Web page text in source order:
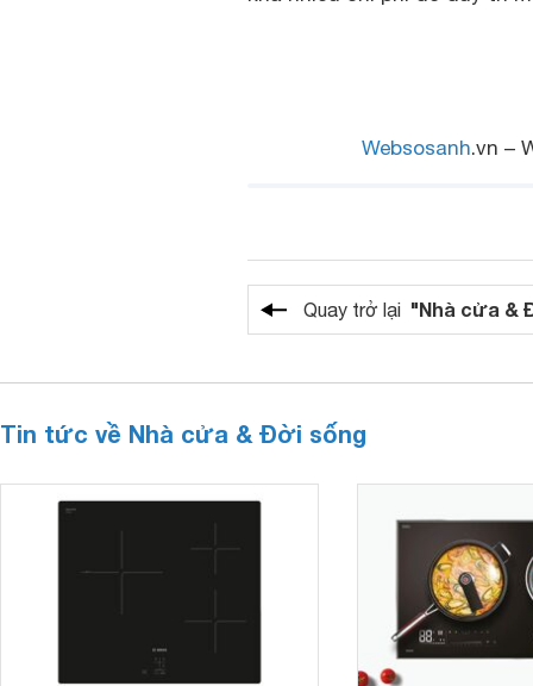
Websosanh.vn –
Quay trở lại "Nhà cửa &
Tin tức về Nhà cửa & Đời sống